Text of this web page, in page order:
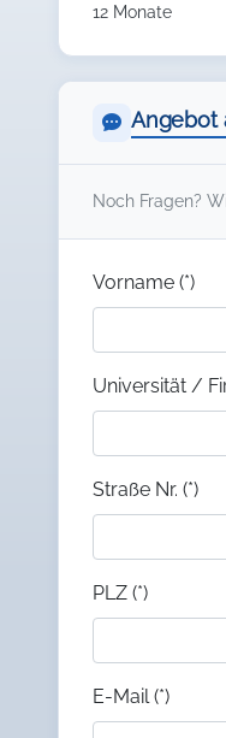
12 Monate
Angebot
Noch Fragen?
Vorname (*)
Universität /
Straße Nr. (*)
PLZ (*)
E-Mail (*)